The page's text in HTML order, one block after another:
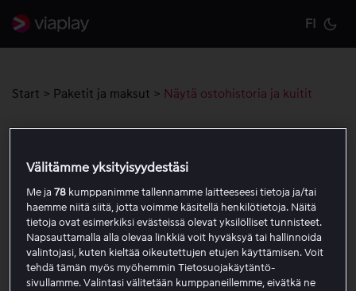
FI
Start > Paketit ja maksut > Näytä ostohistoria ja kuitit
Näet kaikki tililläsi tehdyt maksut, mukaan lukien
tilaukset, vuokra- ja ostosisällöt sekä PPV-tapahtumat.
Kirjaudu sisään osoitteessaviaplay.fiselaimen
kautta.
Siirry kohtaanOma tiliprofiilikuvakkeen alta
Välitämme yksityisyydestäsi
Me ja78 kumppanimme tallennamme laitteeseesi tietoja ja/tai
haemme niitä siitä, jotta voimme käsitellä henkilötietoja. Näitä
tietoja ovat esimerkiksi evästeissä olevat yksilölliset tunnisteet.
Napsauttamalla alla olevaa linkkiä voit hyväksyä tai hallinnoida
valintojasi, kuten kieltää oikeutettujen etujen käyttämisen. Voit
tehdä tämän myös myöhemmin Tietosuojakäytäntö-
sivullamme. Valintasi välitetään kumppaneillemme, eivätkä ne